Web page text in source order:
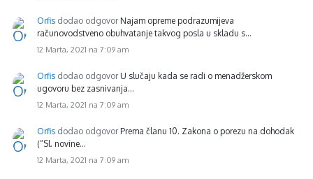
Orfis dodao odgovor Najam opreme podrazumijeva
računovodstveno obuhvatanje takvog posla u skladu s…
12 Marta, 2021 na 7:09 am
Orfis dodao odgovor U slučaju kada se radi o menadžerskom
ugovoru bez zasnivanja…
12 Marta, 2021 na 7:09 am
Orfis dodao odgovor Prema članu 10. Zakona o porezu na dohodak
(“Sl. novine…
12 Marta, 2021 na 7:09 am